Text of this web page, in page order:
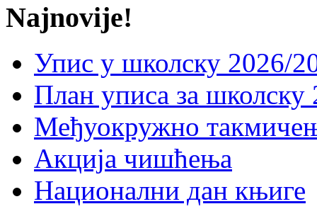
Najnovije!
Упис у школску 2026/
План уписа за школску
Међуокружно
Акција чишћења
Национални дан књиге